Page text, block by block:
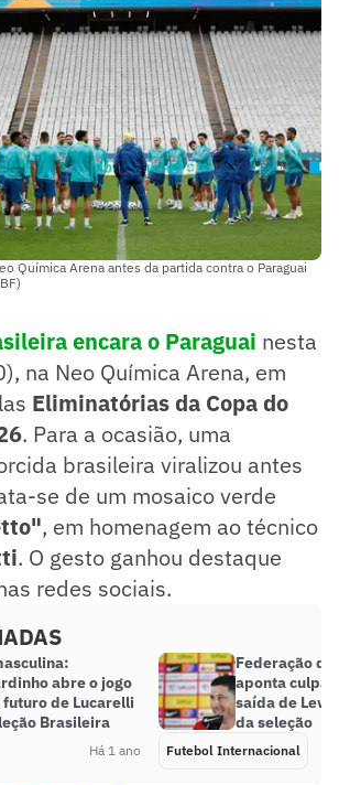
Química Arena antes da partida contra o Paraguai
encara o Paraguai nesta
na Neo Química Arena, em
Eliminatórias da Copa do
. Para a ocasião, uma
brasileira viralizou antes
se de um mosaico verde
, em homenagem ao técnico
. O gesto ganhou destaque
redes sociais.
abre o jogo
de Lucarelli
Brasileira
Há 1 ano
Federação da
aponta
saída de
da seleção
Futebol Internacional